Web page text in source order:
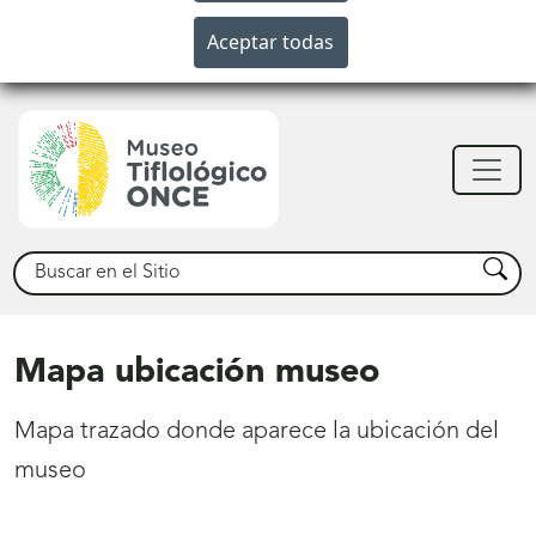
Buscar Buscar
Mapa ubicación museo
Mapa trazado donde aparece la ubicación del
museo